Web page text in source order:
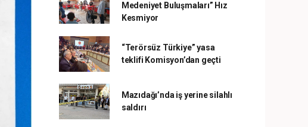
Medeniyet Buluşmaları” Hız
Kesmiyor
“Terörsüz Türkiye” yasa
teklifi Komisyon’dan geçti
Mazıdağı’nda iş yerine silahlı
saldırı